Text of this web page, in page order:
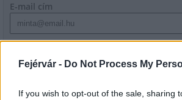
Fejérvár - Do Not Process My
If you wish to opt-out of the sale, sharing
E-mail cím
szabályzatot!